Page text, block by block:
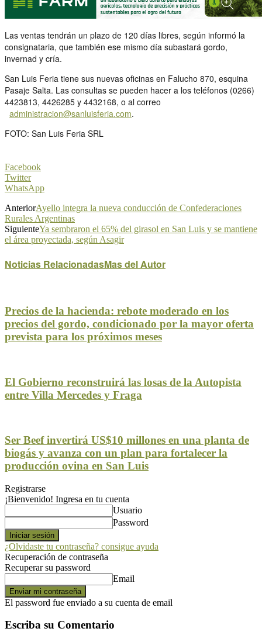
Las ventas tendrán un plazo de 120 días libres, según informó la
consignataria, que también ese mismo día subastará gordo,
invernad y cría.
San Luis Feria tiene sus nuevas oficinas en Falucho 870, esquina
Pasaje Salta. Las consultas se pueden hacer a los teléfonos (0266)
4423813, 4426285 y 4432168, o al correo
administracion@sanluisferia.com.
FOTO: San Luis Feria SRL
Facebook
Twitter
WhatsApp
AnteriorAyello integra la nueva conducción de Confederaciones
Rurales Argentinas
SiguienteYa sembraron el 65% del girasol en San Luis y se mantiene
el área proyectada, según Asagir
Noticias RelacionadasMas del Autor
Precios de la hacienda: rebote moderado en los
precios del gordo, condicionado por la mayor oferta
prevista para los próximos meses
El Gobierno reconstruirá las losas de la Autopista
entre Villa Mercedes y Fraga
Ser Beef invertirá US$10 millones en una planta de
biogás y avanza con un plan para fortalecer la
producción ovina en San Luis
Registrarse
¡Bienvenido! Ingresa en tu cuenta
Usuario
Password
¿Olvidaste tu contraseña? consigue ayuda
Recuperación de contraseña
Recuperar su password
Email
El password fue enviado a su cuenta de email
Escriba su Comentario